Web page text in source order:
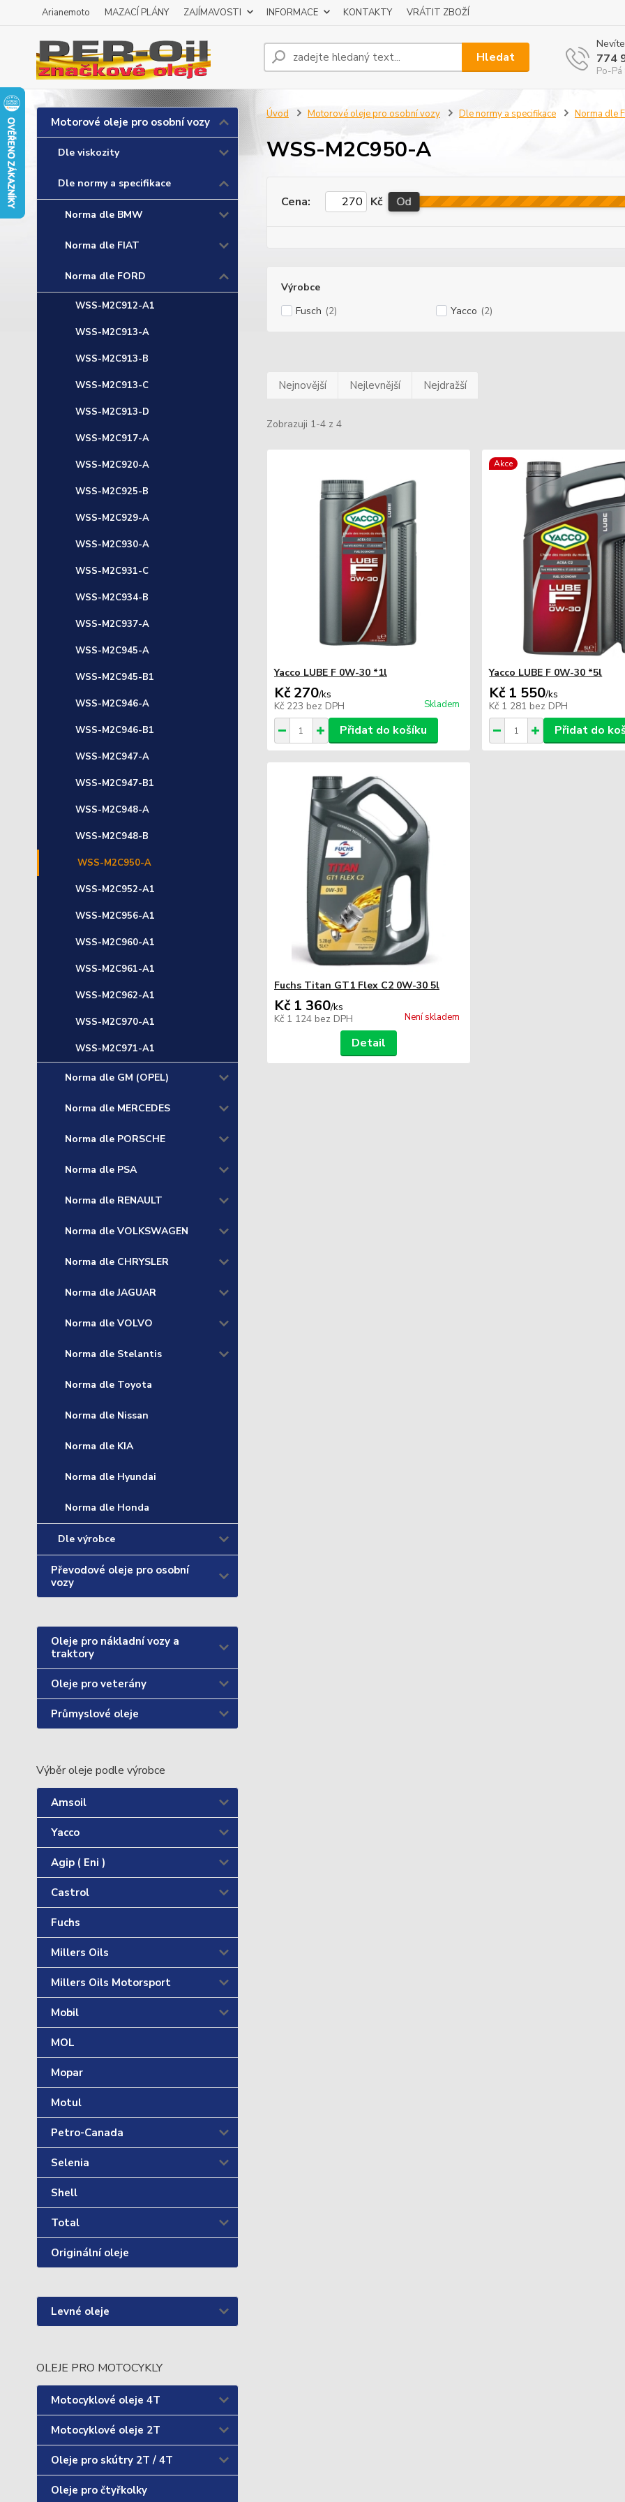
Arianemoto MAZACÍ PLÁNY ZAJÍMAVOSTI INFORMACE KONTAKTY VRÁTIT ZBOŽÍ
Hledat 774
Po-
Motorové oleje pro osobní vozy
Dle viskozity
Dle normy a specifikace
Norma dle BMW
Norma dle FIAT
Norma dle FORD
WSS-M2C912-A1
WSS-M2C913-A
WSS-M2C913-B
WSS-M2C913-C
WSS-M2C913-D
WSS-M2C917-A
WSS-M2C920-A
WSS-M2C925-B
WSS-M2C929-A
WSS-M2C930-A
WSS-M2C931-C
WSS-M2C934-B
WSS-M2C937-A
WSS-M2C945-A
WSS-M2C945-B1
WSS-M2C946-A
WSS-M2C946-B1
WSS-M2C947-A
WSS-M2C947-B1
WSS-M2C948-A
WSS-M2C948-B
WSS-M2C950-A
WSS-M2C952-A1
WSS-M2C956-A1
WSS-M2C960-A1
WSS-M2C961-A1
WSS-M2C962-A1
WSS-M2C970-A1
WSS-M2C971-A1
Norma dle GM (OPEL)
Norma dle MERCEDES
Norma dle PORSCHE
Norma dle PSA
Norma dle RENAULT
Norma dle VOLKSWAGEN
Norma dle CHRYSLER
Norma dle JAGUAR
Norma dle VOLVO
Norma dle Stelantis
Norma dle Toyota
Norma dle Nissan
Norma dle KIA
Norma dle Hyundai
Norma dle Honda
Dle výrobce
Převodové oleje pro osobní
vozy
Oleje pro nákladní vozy a
traktory
Oleje pro veterány
Průmyslové oleje
Výběr oleje podle výrobce
Amsoil
Yacco
Agip ( Eni )
Castrol
Fuchs
Millers Oils
Millers Oils Motorsport
Mobil
MOL
Mopar
Motul
Petro-Canada
Selenia
Shell
Total
Originální oleje
Levné oleje
OLEJE PRO MOTOCYKLY
Motocyklové oleje 4T
Motocyklové oleje 2T
Oleje pro skútry 2T / 4T
Oleje pro čtyřkolky
Úvod Motorové oleje pro osobní vozy Dle normy a specifikace Norma dle
WSS-M2C950-A
Cena: Kč Od
Výrobce
Fusch (2) Yacco (2)
Nejnovější Nejlevnější Nejdražší
Zobrazuji 1-4 z 4
Yacco LUBE F 0W-30 *1l
Kč 270/ks
Kč 223 bez DPH Skladem
Přidat do košíku
Akce
Yacco LUBE F 0W-30 *5l
Kč 1 550/ks
Kč 1 281 bez DPH
Přidat do
Fuchs Titan GT1 Flex C2 0W-30 5l
Kč 1 360/ks
Kč 1 124 bez DPH Není skladem
Detail